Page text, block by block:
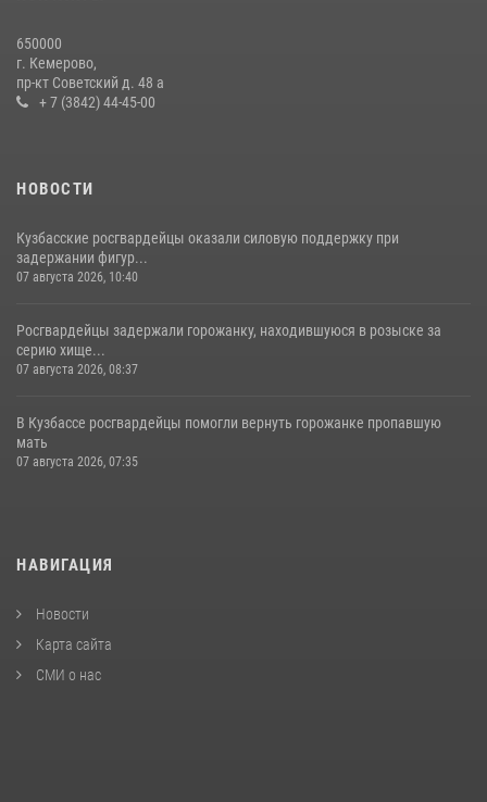
с покупками
20 июля 2026, 08:52
650000
г. Кемерово,
пр-кт Советский д. 48 а
+ 7 (3842) 44-45-00
НОВОСТИ
Кузбасские росгвардейцы оказали силовую поддержку при
задержании фигур...
07 августа 2026, 10:40
Росгвардейцы задержали горожанку, находившуюся в розыске за
серию хище...
07 августа 2026, 08:37
В Кузбассе росгвардейцы помогли вернуть горожанке пропавшую
мать
07 августа 2026, 07:35
НАВИГАЦИЯ
Новости
Карта сайта
СМИ о нас